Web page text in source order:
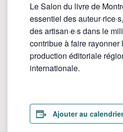
Le Salon du livre de
essentiel des
des artisan·e·s dans le
contribue à faire
production éditoriale
internationale.
Ajouter au calendrier